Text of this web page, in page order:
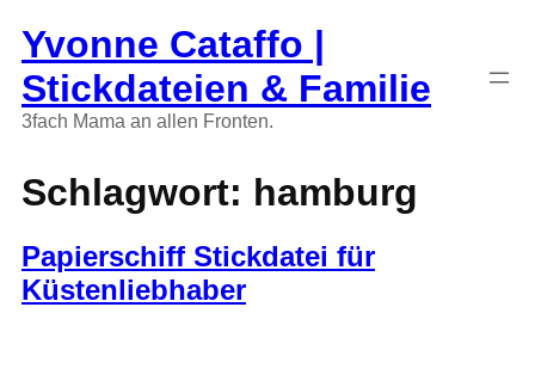
Inhalt
springen
Yvonne Cataffo |
Stickdateien & Familie
3fach Mama an allen Fronten.
Schlagwort: hamburg
Papierschiff Stickdatei für
Küstenliebhaber